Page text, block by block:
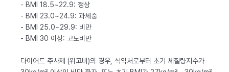
- BMI 18.5~22.9: 정상
- BMI 23.0~24.9: 과체중
- BMI 25.0~29.9: 비만
- BMI 30 이상: 고도비만
다이어트 주사제 (위고비)의 경우, 식약처로부터 초기 체질량지수가